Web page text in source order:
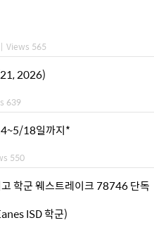
| Views 565
2026)
639
18일까지*
550
학군 웨스트레이크 78746 단독
ISD 학군)